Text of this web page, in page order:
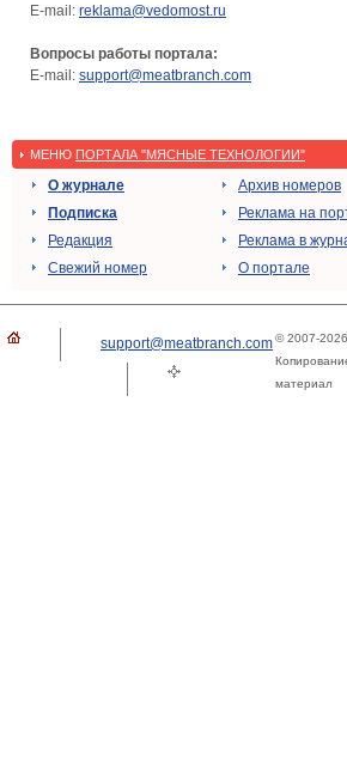
E-mail: reklama@vedomost.ru
Вопросы работы портала:
E-mail: support@meatbranch.com
МЕНЮ ПОРТАЛА "МЯСНЫЕ ТЕХНОЛОГИИ"
О журнале
Подписка
Редакция
Свежий номер
Архив номеров
Реклама на
Реклама в
О портале
support@meatbranch.com© 2007-
материал